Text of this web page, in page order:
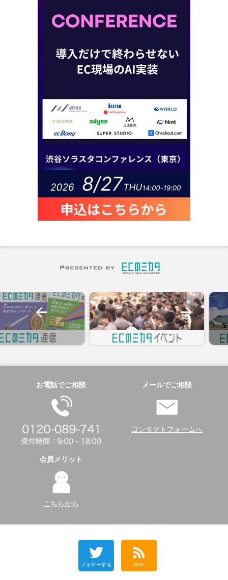
お電話でご相談 メールでご相談
コンタクトフォームへ
会員メリット
こちらから
フォローする RSS